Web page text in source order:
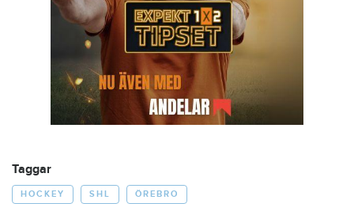
Taggar
HOCKEY SHL ÖREBRO